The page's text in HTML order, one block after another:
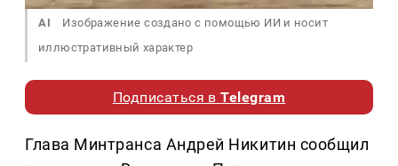
AI
Изображение создано с помощью ИИ и носит
иллюстративный характер
Подписаться вTelegram
Глава Минтранса Андрей Никитин сообщил